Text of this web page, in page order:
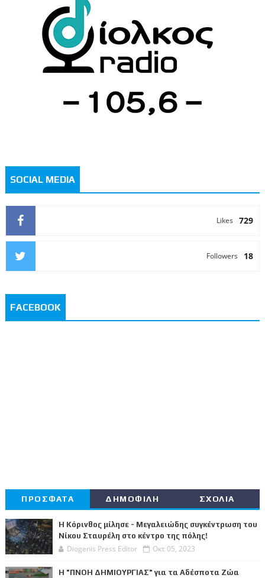
SOCIAL MEDIA
729
Likes
18
Followers
FACEBOOK
ΠΡΟΣΦΑΤΑ ΔΗΜΟΦΙΛΗ ΣΧΟΛΙΑ
Η Κόρινθος μίλησε - Μεγαλειώδης συγκέντρωση του
Νίκου Σταυρέλη στο κέντρο της πόλης!
Diogenis Press Editor Οκτ 05, 2023
Η "ΠΝΟΗ ΔΗΜΙΟΥΡΓΙΑΣ" για τα Αδέσποτα Ζώα